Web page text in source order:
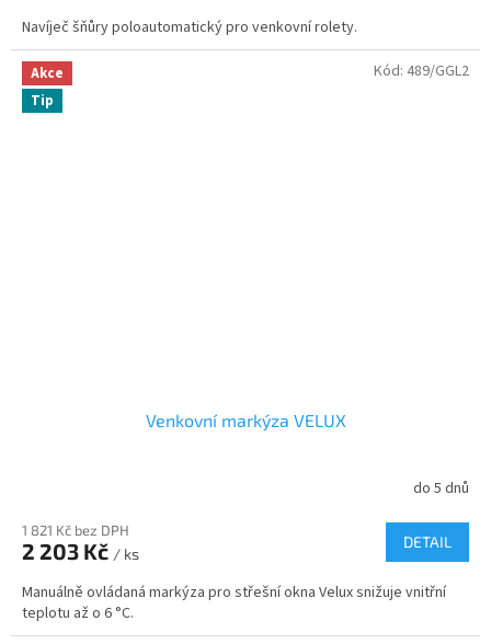
Navíječ šňůry poloautomatický pro venkovní rolety.
Akce
Tip
Venkovní markýza VELUX
do 5 dnů
1 821 Kč bez DPH
2 203 Kč / ks
DETAIL
Manuálně ovládaná markýza pro střešní okna Velux snižuje vnitřní
teplotu až o 6 °C.
Kód: 489/GGL2